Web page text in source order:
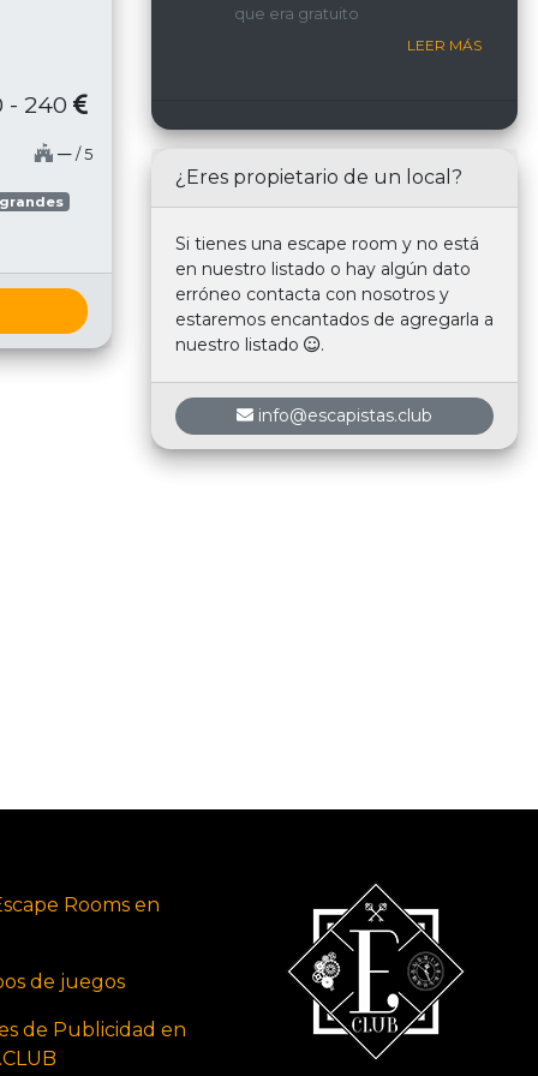
- 240
─ / 5
nosotros.
que era gratuito
LEER MÁS
¿Eres propietario de un local?
Si tienes una escape room y no está
en nuestro listado o hay algún dato
erróneo contacta con nosotros y
estaremos encantados de agregarla a
nuestro listado
.
info@escapistas.club
Rooms en
de juegos
de Publicidad en